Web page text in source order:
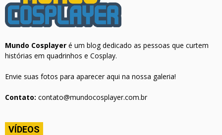
Mundo Cosplayer é um blog dedicado as pessoas que curtem
histórias em quadrinhos e Cosplay.
Envie suas fotos para aparecer aqui na nossa galeria!
Contato: contato@mundocosplayer.com.br
VÍDEOS